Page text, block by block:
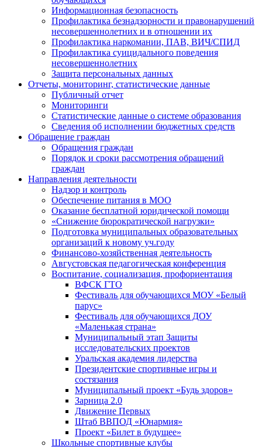
Информационная безопасность
Профилактика безнадзорности и правонарушений
несовершеннолетних и в отношении их
Профилактика наркомании, ПАВ, ВИЧ/СПИД
Профилактика суицидального поведения
несовершеннолетних
Защита персональных данных
Отчеты, мониторинг, статистические данные
Публичный отчет
Мониторинги
Статистические данные о системе образования
Сведения об исполнении бюджетных средств
Обращение граждан
Обращения граждан
Порядок и сроки рассмотрения обращений
граждан
Направления деятельности
Надзор и контроль
Обеспечение питания в МОО
Оказание бесплатной юридической помощи
«Снижение бюрократической нагрузки»
Подготовка муниципальных образовательных
организаций к новому уч.году
Финансово-хозяйственная деятельность
Августовская педагогическая конференция
Воспитание, социализация, профориентация
ВФСК ГТО
Фестиваль для обучающихся МОУ «Белый
парус»
Фестиваль для обучающихся ДОУ
«Маленькая страна»
Муниципальный этап Защиты
исследовательских проектов
Уральская академия лидерства
Президентские спортивные игры и
состязания
Муниципальный проект «Будь здоров»
Зарница 2.0
Движение Первых
Штаб ВВПОД «Юнармия»
Проект «Билет в будущее»
Школьные спортивные клубы